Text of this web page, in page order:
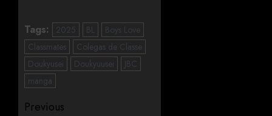
Tags: 2025 BL
Boys Love
Classmates
Colegas de Classe
Doukyusei
Doukyuusei
JBC
manga
Previous